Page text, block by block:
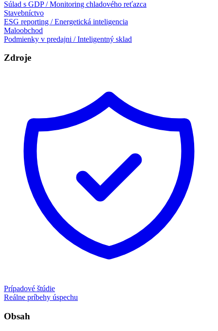
Súlad s GDP / Monitoring chladového reťazca
Stavebníctvo
ESG reporting / Energetická inteligencia
Maloobchod
Podmienky v predajni / Inteligentný sklad
Zdroje
Prípadové štúdie
Reálne príbehy úspechu
Obsah